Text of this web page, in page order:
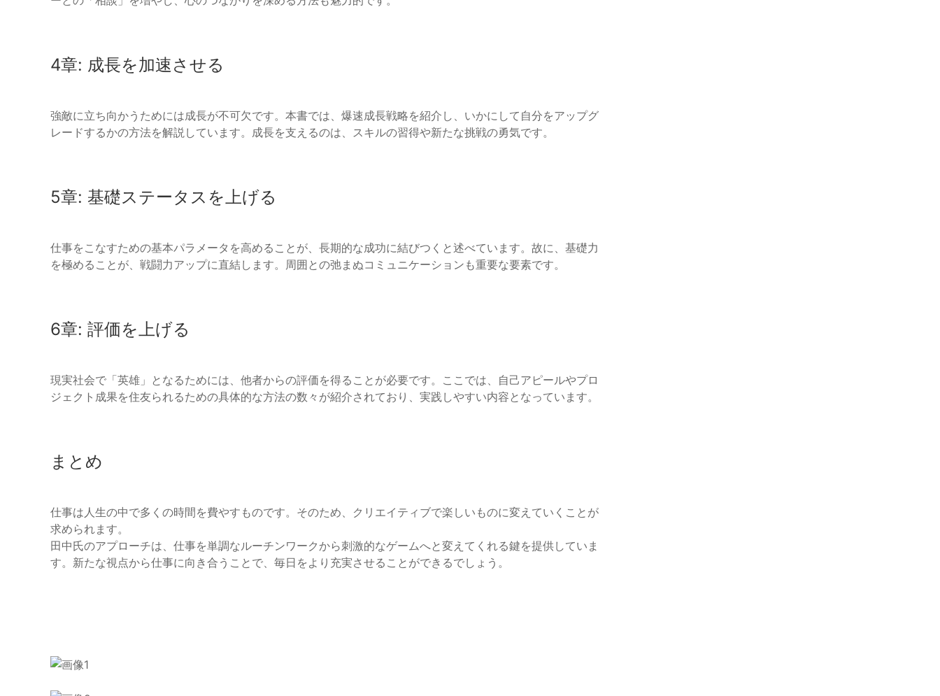
4章: 成長を加速させる
強敵に立ち向かうためには成長が不可欠です。本書では、爆速成長戦略を紹介し、いかにして自分をアップグ
レードするかの方法を解説しています。成長を支えるのは、スキルの習得や新たな挑戦の勇気です。
5章: 基礎ステータスを上げる
仕事をこなすための基本パラメータを高めることが、長期的な成功に結びつくと述べています。故に、基礎力
を極めることが、戦闘力アップに直結します。周囲との弛まぬコミュニケーションも重要な要素です。
6章: 評価を上げる
現実社会で「英雄」となるためには、他者からの評価を得ることが必要です。ここでは、自己アピールやプロ
ジェクト成果を住友られるための具体的な方法の数々が紹介されており、実践しやすい内容となっています。
まとめ
仕事は人生の中で多くの時間を費やすものです。そのため、クリエイティブで楽しいものに変えていくことが
求められます。
田中氏のアプローチは、仕事を単調なルーチンワークから刺激的なゲームへと変えてくれる鍵を提供していま
す。新たな視点から仕事に向き合うことで、毎日をより充実させることができるでしょう。